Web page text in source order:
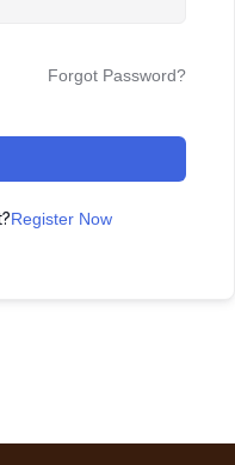
Forgot Password?
Register Now